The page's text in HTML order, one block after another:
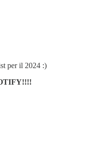
per il 2024 :)